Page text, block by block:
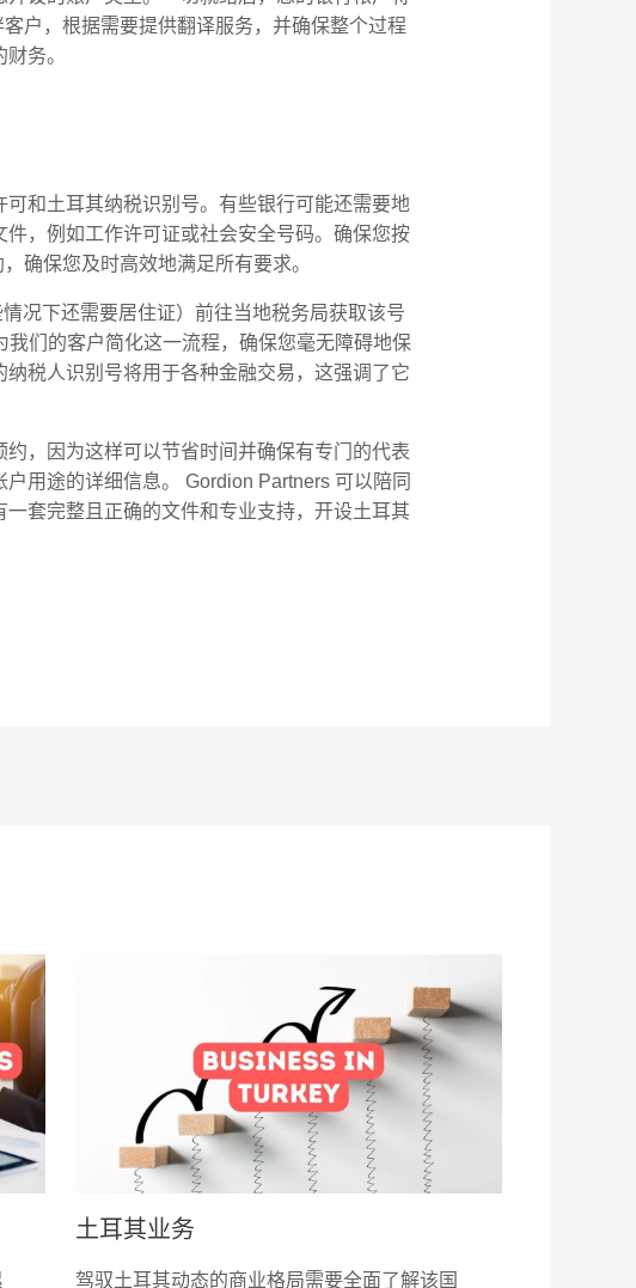
户，根据需要提供翻译服务，并确保整个过程
务。
和土耳其纳税识别号。有些银行可能还需要地
，例如工作许可证或社会安全号码。确保您按
确保您及时高效地满足所有要求。
况下还需要居住证）前往当地税务局获取该号
们的客户简化这一流程，确保您毫无障碍地保
税人识别号将用于各种金融交易，这强调了它
，因为这样可以节省时间并确保有专门的代表
用途的详细信息。 Gordion Partners 可以陪同
套完整且正确的文件和专业支持，开设土耳其
土耳其业务
驾驭土耳其动态的商业格局需要全面了解该国